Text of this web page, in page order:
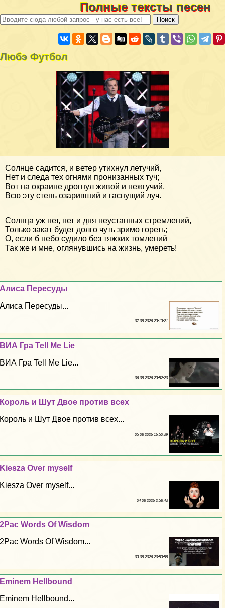
Полные тексты песен
Любэ Футбол
Солнце садится, и ветер утихнул летучий,
Нет и следа тех огнями пронизанных туч;
Вот на окраине дрогнул живой и нежгучий,
Всю эту степь озаривший и гаснущий луч.
Солнца уж нет, нет и дня неустанных стремлений,
Только закат будет долго чуть зримо гореть;
О, если б небо судило без тяжких томлений
Так же и мне, оглянувшись на жизнь, умереть!
Алиса Пересуды
Алиса Пересуды...
07 08 2026 23:13:21
ВИА Гра Tell Me Lie
ВИА Гра Tell Me Lie...
06 08 2026 23:52:20
Король и Шут Двое против всех
Король и Шут Двое против всех...
05 08 2026 16:50:39
Kiesza Over myself
Kiesza Over myself...
04 08 2026 2:58:43
2Pac Words Of Wisdom
2Pac Words Of Wisdom...
03 08 2026 20:53:58
Eminem Hellbound
Eminem Hellbound...